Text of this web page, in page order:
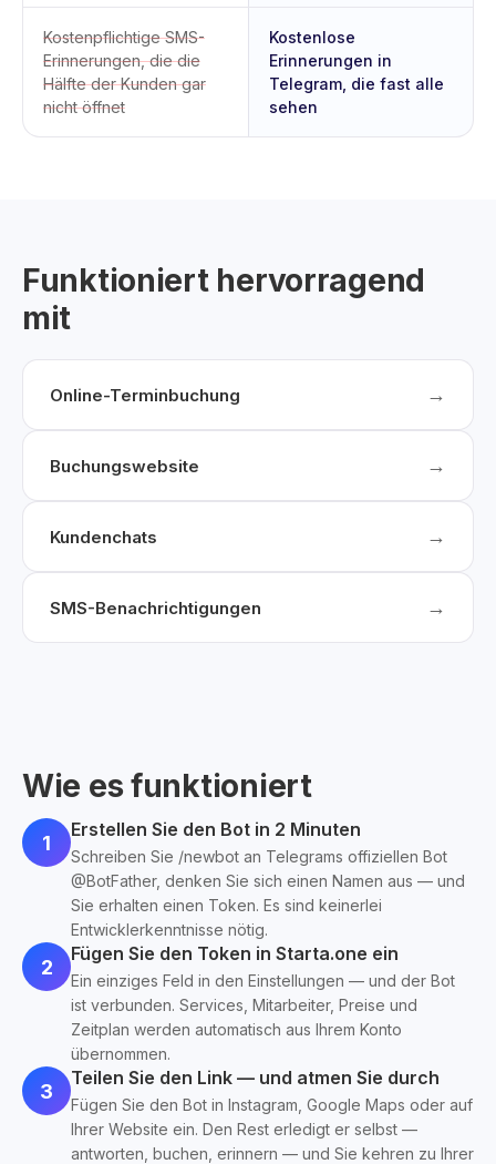
Kostenpflichtige SMS-
Erinnerungen, die die
Hälfte der Kunden gar
nicht öffnet
Kostenlose
Erinnerungen in
Telegram, die fast alle
sehen
Funktioniert hervorragend
mit
Online-Terminbuchung →
Buchungswebsite →
Kundenchats →
SMS-Benachrichtigungen →
Wie es funktioniert
1
Erstellen Sie den Bot in 2 Minuten
Schreiben Sie /newbot an Telegrams offiziellen Bot
@BotFather, denken Sie sich einen Namen aus — und
Sie erhalten einen Token. Es sind keinerlei
Entwicklerkenntnisse nötig.
2
Fügen Sie den Token in Starta.one ein
Ein einziges Feld in den Einstellungen — und der Bot
ist verbunden. Services, Mitarbeiter, Preise und
Zeitplan werden automatisch aus Ihrem Konto
übernommen.
3
Teilen Sie den Link — und atmen Sie durch
Fügen Sie den Bot in Instagram, Google Maps oder auf
Ihrer Website ein. Den Rest erledigt er selbst —
antworten, buchen, erinnern — und Sie kehren zu Ihrer